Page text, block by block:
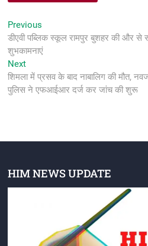
Post
navigation
Previous
post:
डीएवी पब्लिक स्कूल रामपुर बुशहर की और से
शुभकामनाएं
NextNext
post:
शिमला में प्रसव के बाद नाबालिग की मौत,
पुलिस ने एफआईआर दर्ज कर जांच की शुरू
HIM NEWS UPDATE